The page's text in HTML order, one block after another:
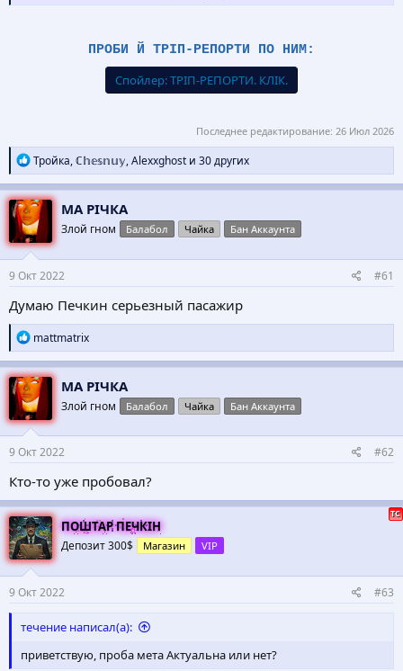
ПРОБИ Й ТРІП-РЕПОРТИ ПО НИМ:
Спойлер:ТРІП-РЕПОРТИ. КЛІК.
Последнее редактирование: 26 Июл 2026
Р
е
а
к
ц
и
и
:
Тройка,ℂ𝕙𝕖𝕤𝕟𝕦𝕪,Alexxghost и 30 других
МА РІЧКА
Злой гном Балабол Чайка Бан Аккаунта
9 Окт 2022 #61
Думаю Печкин серьезный пасажир
Р
е
а
к
ц
и
и
:
mattmatrix
МА РІЧКА
Злой гном Балабол Чайка Бан Аккаунта
9 Окт 2022 #62
Кто-то уже пробовал?
ПОШТАР ПЕЧКІН
Депозит 300$ Магазин VIP
9 Окт 2022 #63
течение написал(а):
приветствую, проба мета Актуальна или нет?